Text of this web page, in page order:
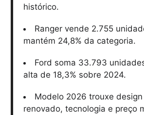
histórico.
Ranger vende 2.755
mantém 24,8% da categoria.
Ford soma 33.793
alta de 18,3% sobre 2024.
Modelo 2026 trouxe design
renovado, tecnologia e preço